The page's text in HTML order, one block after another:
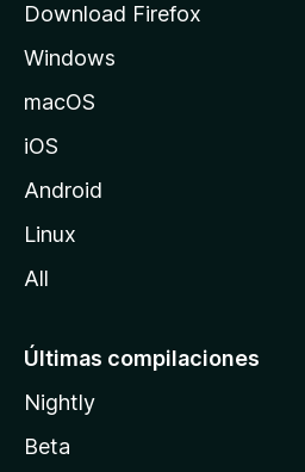
e
M
i
l
Download Firefox
Windows
macOS
iOS
Android
Linux
All
Últimas compilaciones
Nightly
Beta